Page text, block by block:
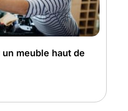
meuble haut de